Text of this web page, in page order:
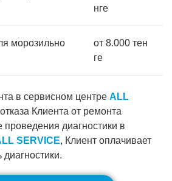
нге
морозильно
от 8.000 тен
ге
в сервисном центре ALL
Клиента от ремонта
диагностики в
SERVICE, Клиент оплачивает